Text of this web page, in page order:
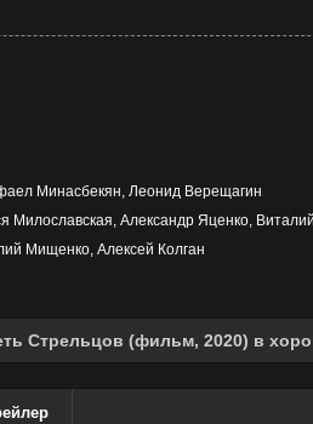
Минасбекян, Леонид Верещагин
Милославская, Александр Яценко,
Мищенко, Алексей Колган
Стрельцов (фильм, 2020) в